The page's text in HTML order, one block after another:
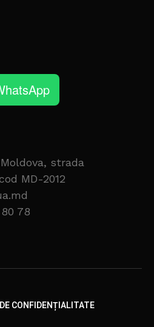
strada
MD-2012
78
CONFIDENȚIALITATE